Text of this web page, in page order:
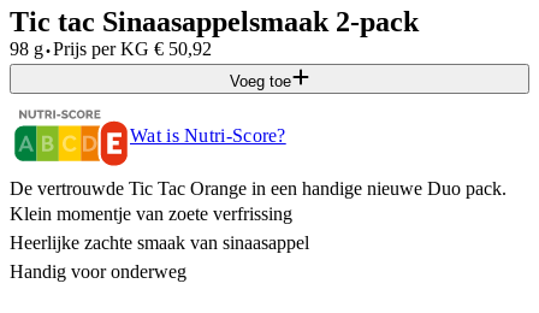
Tic tac Sinaasappelsmaak 2-pack
98 g·Prijs per KG € 50,92
Voeg toe
Wat is Nutri-Score?
De vertrouwde Tic Tac Orange in een handige nieuwe Duo pack.
Klein momentje van zoete verfrissing
Heerlijke zachte smaak van sinaasappel
Handig voor onderweg